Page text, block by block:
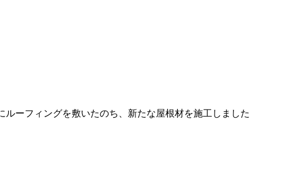
ーフィングを敷いたのち、新たな屋根材を施工しました